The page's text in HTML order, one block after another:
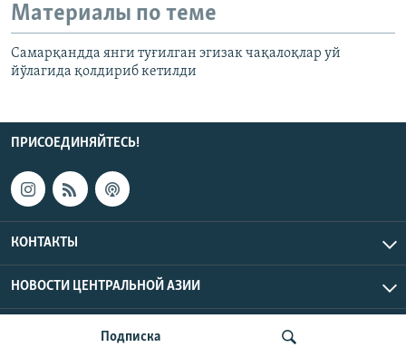
Подписка
Материалы по теме
Самарқандда янги туғилган эгизак чақалоқлар уй
йўлагида қолдириб кетилди
ПРИСОЕДИНЯЙТЕСЬ!
КОНТАКТЫ
НОВОСТИ ЦЕНТРАЛЬНОЙ АЗИИ
CENTRAL ASIAN © 2026 RFE/RL, Inc. | Все права защищены.